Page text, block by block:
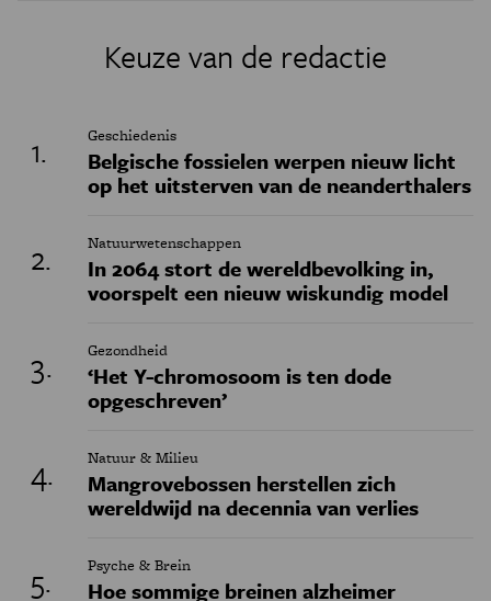
Keuze van de redactie
Geschiedenis
Belgische fossielen werpen nieuw licht
op het uitsterven van de neanderthalers
Natuurwetenschappen
In 2064 stort de wereldbevolking in,
voorspelt een nieuw wiskundig model
Gezondheid
‘Het Y-chromosoom is ten dode
opgeschreven’
Natuur & Milieu
Mangrovebossen herstellen zich
wereldwijd na decennia van verlies
Psyche & Brein
Hoe sommige breinen alzheimer